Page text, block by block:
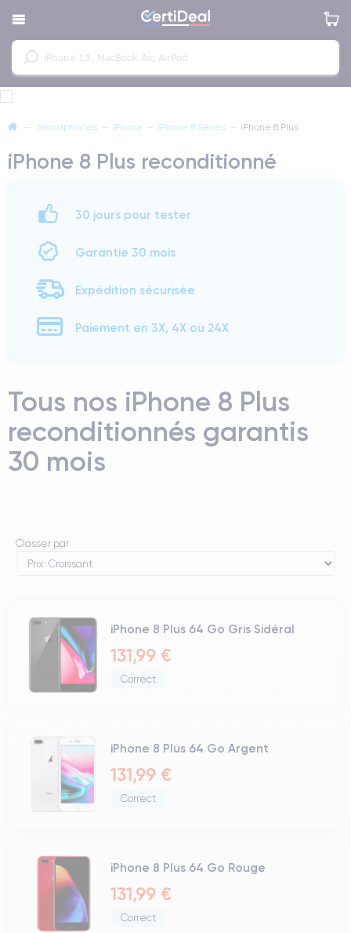
— Smartphones — iPhone — iPhone 8 Series — iPhone 8 Plus
iPhone 8 Plus reconditionné
30 jours pour tester
Garantie 30 mois
Expédition sécurisée
Paiement en 3X, 4X ou 24X
Tous nos iPhone 8 Plus
reconditionnés garantis
30 mois
Classer par
iPhone 8 Plus 64 Go Gris Sidéral
131,99 €
Correct
iPhone 8 Plus 64 Go Argent
131,99 €
Correct
iPhone 8 Plus 64 Go Rouge
131,99 €
Correct